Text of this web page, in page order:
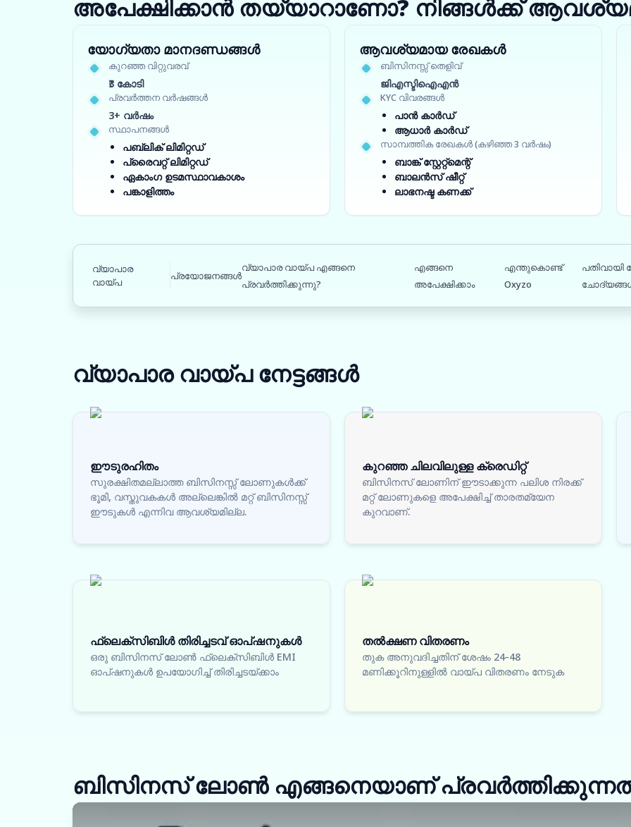
അപേക്ഷിക്കാൻ തയ്യാറാണോ? നിങ്ങൾക്ക്
യോഗ്യതാ മാനദണ്ഡങ്ങൾ
കുറഞ്ഞ വിറ്റുവരവ്
₹3 കോടി
പ്രവർത്തന വർഷങ്ങൾ
3+ വർഷം
സ്ഥാപനങ്ങൾ
പബ്ലിക് ലിമിറ്റഡ്
പ്രൈവറ്റ് ലിമിറ്റഡ്
ഏകാംഗ ഉടമസ്ഥാവകാശം
പങ്കാളിത്തം
ആവശ്യമായ രേഖകൾ
ബിസിനസ്സ് തെളിവ്
ജിഎസ്ടിഐഎൻ
KYC വിവരങ്ങൾ
പാൻ കാർഡ്
ആധാർ കാർഡ്
സാമ്പത്തിക രേഖകൾ (കഴിഞ്ഞ 3 വർഷം)
ബാങ്ക് സ്റ്റേറ്റ്‌മെന്റ്
ബാലൻസ് ഷീറ്റ്
ലാഭനഷ്ട കണക്ക്
വ്യാപാര
വായ്പ
പ്രയോജനങ്ങൾ
വ്യാപാര വായ്പ എങ്ങനെ
പ്രവർത്തിക്കുന്നു?
എങ്ങനെ
അപേക്ഷിക്കാം
എന്തുകൊണ്ട്
Oxyzo
പതിവായി
വ്യാപാര വായ്പനേട്ടങ്ങൾ
ഈടുരഹിതം
സുരക്ഷിതമല്ലാത്ത ബിസിനസ്സ് ലോണുകൾക്ക്
ഭൂമി, വസ്തുവകകൾ അല്ലെങ്കിൽ മറ്റ് ബിസിനസ്സ്
ഈടുകൾ എന്നിവ ആവശ്യമില്ല.
കുറഞ്ഞ ചിലവിലുള്ള ക്രെഡിറ്റ്
ബിസിനസ് ലോണിന് ഈടാക്കുന്ന പലിശ നിരക്ക്
മറ്റ് ലോണുകളെ അപേക്ഷിച്ച് താരതമ്യേന
കുറവാണ്.
ഫ്ലെക്സിബിൾ തിരിച്ചടവ് ഓപ്ഷനുകൾ
ഒരു ബിസിനസ് ലോൺ ഫ്ലെക്സിബിൾ EMI
ഓപ്ഷനുകൾ ഉപയോഗിച്ച് തിരിച്ചടയ്ക്കാം
തൽക്ഷണ വിതരണം
തുക അനുവദിച്ചതിന് ശേഷം 24-48
മണിക്കൂറിനുള്ളിൽ വായ്പ വിതരണം നേടുക
ബിസിനസ് ലോൺ എങ്ങനെയാണ്